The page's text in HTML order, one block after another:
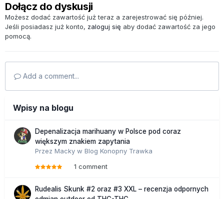
Dołącz do dyskusji
Możesz dodać zawartość już teraz a zarejestrować się później.
Jeśli posiadasz już konto, zaloguj się aby dodać zawartość za jego
pomocą.
Add a comment...
Wpisy na blogu
Depenalizacja marihuany w Polsce pod coraz
większym znakiem zapytania
Przez Macky w Blog Konopny Trawka
1 comment
Rudealis Skunk #2 oraz #3 XXL – recenzja odpornych